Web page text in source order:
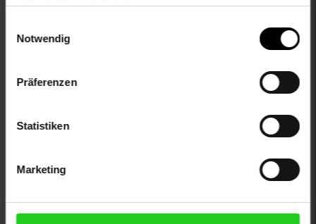
Notwendig
Präferenzen
Statistiken
Marketing
otto-verschlussdetails: vorn
sleeve_material: 100% not_applicable
color: schwarz
limango-size: L
VG-Größe: L